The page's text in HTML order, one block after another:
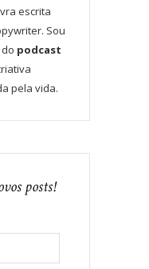
escrita
Sou
podcast
pela vida.
posts!